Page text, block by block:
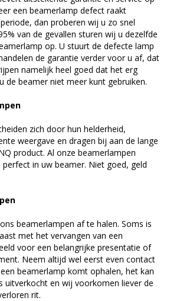
een beamerlamp defect raakt
dan proberen wij u zo snel
van de gevallen sturen wij u dezelfde
op. U stuurt de defecte lamp
de garantie verder voor u af, dat
namelijk heel goed dat het erg
de beamer niet meer kunt gebruiken.
zich door hun helderheid,
weergave en dragen bij aan de lange
product. Al onze beamerlampen
in uw beamer. Niet goed, geld
beamerlampen af te halen. Soms is
met het vervangen van een
voor een belangrijke presentatie of
Neem altijd wel eerst even contact
beamerlamp komt ophalen, het kan
uitverkocht en wij voorkomen liever de
rit.